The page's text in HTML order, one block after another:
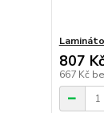
807 Kč
667 Kč